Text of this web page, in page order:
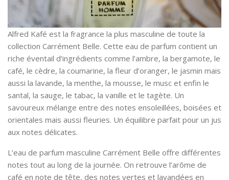
Alfred Kafé est la fragrance la plus masculine de toute la
collection Carrément Belle. Cette eau de parfum contient un
riche éventail d’ingrédients comme l’ambre, la bergamote, le
café, le cèdre, la coumarine, la fleur d’oranger, le jasmin mais
aussi la lavande, la menthe, la mousse, le musc et enfin le
santal, la sauge, le tabac, la vanille et le tagète. Un
savoureux mélange entre des notes ensoleillées, boisées et
orientales mais aussi fleuries. Un équilibre parfait pour un jus
aux notes délicates.
L’eau de parfum masculine Carrément Belle offre différentes
notes tout au long de la journée. On retrouve l’arôme de
café en note de tête, des notes vertes et lavandées en